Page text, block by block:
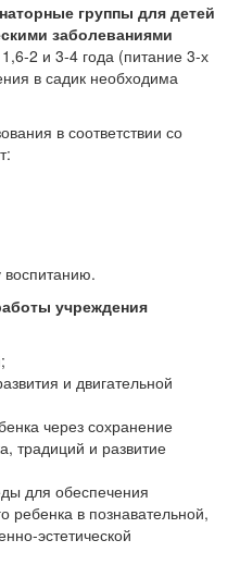
группы для детей
заболеваниями
2 и 3-4 года (питание 3-х
в садик необходима
в соответствии со
воспитанию.
учреждения
и двигательной
через сохранение
традиций и развитие
для обеспечения
ребенка в познавательной,
эстетической